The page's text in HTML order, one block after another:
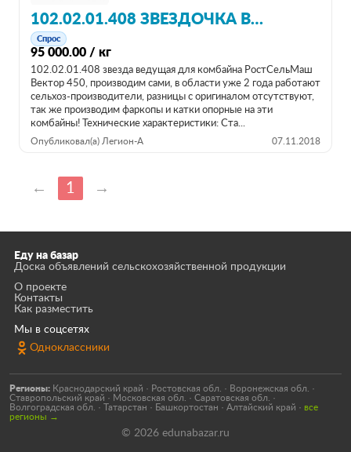
102.02.01.408 ЗВЕЗДОЧКА ВЕДУЩАЯ
Спрос
95 000.00 / кг
102.02.01.408 звезда ведущая для комбайна РостСельМаш
Вектор 450, производим сами, в области уже 2 года работают
сельхоз-производители, разницы с оригиналом отсутствуют,
так же производим фаркопы и катки опорные на эти
комбайны! Технические характеристики: Ста...
Опубликовал(а) Легион-А 07.11.2018
← 1 →
Еду на базар
Доска объявлений сельскохозяйственной продукции
О проекте
Контакты
Как разместить
Мы в соцсетях
Одноклассники
Регионы: Краснодарский край · Ростовская обл. · Воронежская обл.
·
Ставропольский край · Московская обл. · Саратовская обл.
·
Волгоградская обл.
· Татарстан · Башкортостан · Алтайский край · все
регионы →
© 2026 edunabazar.ru